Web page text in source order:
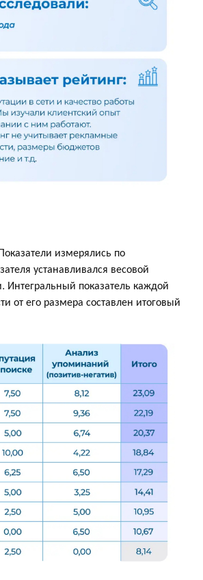
измерялись по
устанавливался весовой
показатель каждой
от его размера составлен итоговый